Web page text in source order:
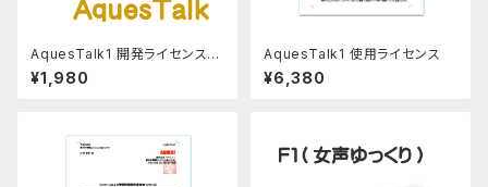
AquesTalk1 開発ライセンス
（個人利用）
¥1,980
AquesTalk1 使用ライセンス
¥6,380